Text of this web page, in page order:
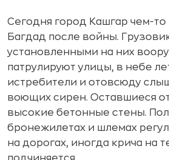
Сегодня город Кашгар чем-то
Багдад после войны.
установленными на них
патрулируют улицы, в небе
истребители и отовсюду
воющих сирен. Оставшиеся
высокие бетонные стены.
бронежилетах и шлемах
на дорогах, иногда крича на